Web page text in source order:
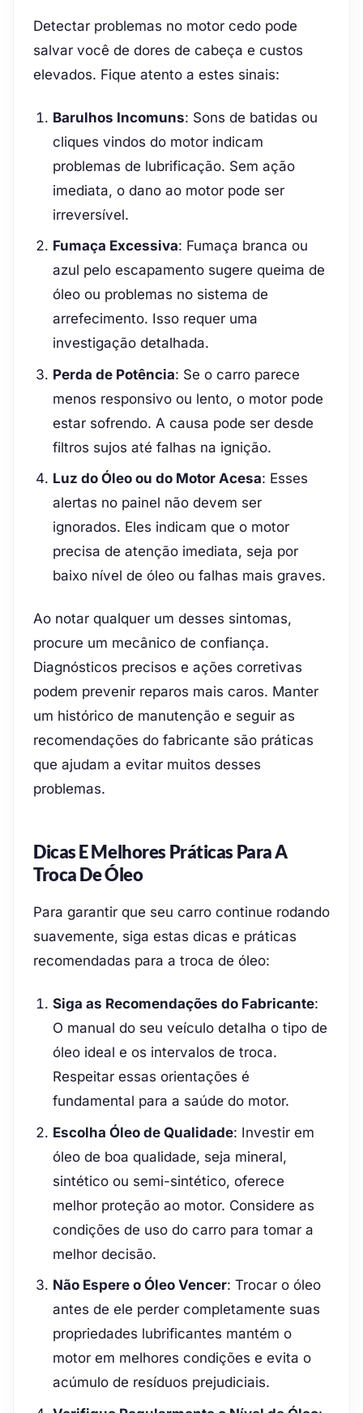
Detectar problemas no motor cedo pode
salvar você de dores de cabeça e custos
elevados. Fique atento a estes sinais:
Barulhos Incomuns: Sons de batidas ou
cliques vindos do motor indicam
problemas de lubrificação. Sem ação
imediata, o dano ao motor pode ser
irreversível.
Fumaça Excessiva: Fumaça branca ou
azul pelo escapamento sugere queima de
óleo ou problemas no sistema de
arrefecimento. Isso requer uma
investigação detalhada.
Perda de Potência: Se o carro parece
menos responsivo ou lento, o motor pode
estar sofrendo. A causa pode ser desde
filtros sujos até falhas na ignição.
Luz do Óleo ou do Motor Acesa: Esses
alertas no painel não devem ser
ignorados. Eles indicam que o motor
precisa de atenção imediata, seja por
baixo nível de óleo ou falhas mais graves.
Ao notar qualquer um desses sintomas,
procure um mecânico de confiança.
Diagnósticos precisos e ações corretivas
podem prevenir reparos mais caros. Manter
um histórico de manutenção e seguir as
recomendações do fabricante são práticas
que ajudam a evitar muitos desses
problemas.
Dicas E Melhores Práticas Para A
Troca De Óleo
Para garantir que seu carro continue rodando
suavemente, siga estas dicas e práticas
recomendadas para a troca de óleo:
Siga as Recomendações do Fabricante:
O manual do seu veículo detalha o tipo de
óleo ideal e os intervalos de troca.
Respeitar essas orientações é
fundamental para a saúde do motor.
Escolha Óleo de Qualidade: Investir em
óleo de boa qualidade, seja mineral,
sintético ou semi-sintético, oferece
melhor proteção ao motor. Considere as
condições de uso do carro para tomar a
melhor decisão.
Não Espere o Óleo Vencer: Trocar o óleo
antes de ele perder completamente suas
propriedades lubrificantes mantém o
motor em melhores condições e evita o
acúmulo de resíduos prejudiciais.